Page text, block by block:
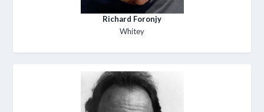
Richard Foronjy
Whitey